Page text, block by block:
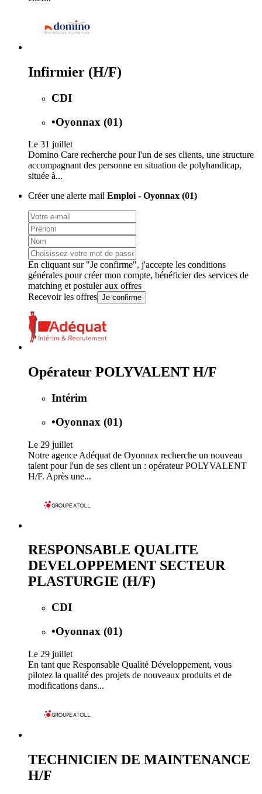
Infirmier (H/F)
CDI
•Oyonnax (01)
Le 31 juillet
Domino Care recherche pour l'un de ses clients, une structure
accompagnant des personne en situation de polyhandicap,
située à...
Créer une alerte mail Emploi - Oyonnax (01)
En cliquant sur "Je confirme", j'accepte les conditions
générales pour créer mon compte, bénéficier des services de
matching et postuler aux offres
Recevoir les offres Je confirme
Opérateur POLYVALENT H/F
Intérim
•Oyonnax (01)
Le 29 juillet
Notre agence Adéquat de Oyonnax recherche un nouveau
talent pour l'un de ses client un : opérateur POLYVALENT
H/F. Après une...
RESPONSABLE QUALITE
DEVELOPPEMENT SECTEUR
PLASTURGIE (H/F)
CDI
•Oyonnax (01)
Le 29 juillet
En tant que Responsable Qualité Développement, vous
pilotez la qualité des projets de nouveaux produits et de
modifications dans...
TECHNICIEN DE MAINTENANCE
H/F